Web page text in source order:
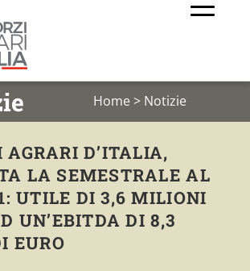
Home> Notizie
AGRARI D’ITALIA,
LA SEMESTRALE AL
UTILE DI 3,6 MILIONI
UN’EBITDA DI 8,3
EURO